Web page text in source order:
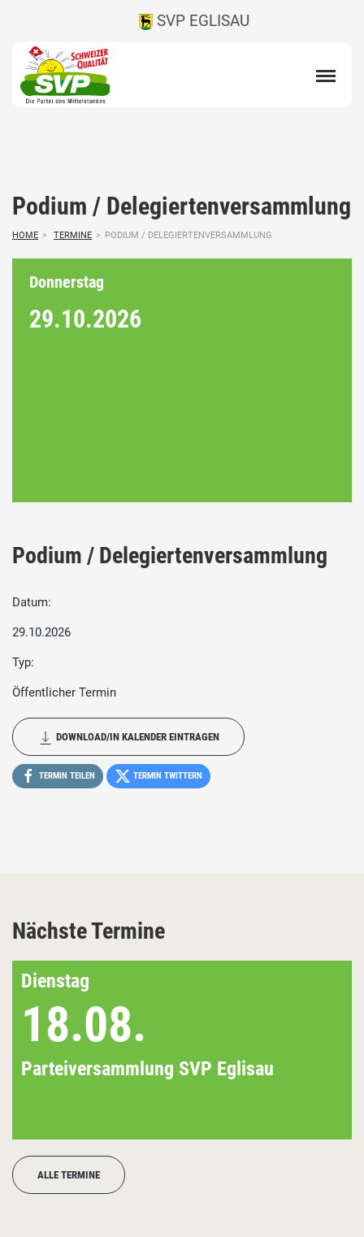
SVP EGLISAU
Podium / Delegiertenversammlung
HOME > TERMINE > PODIUM / DELEGIERTENVERSAMMLUNG
Donnerstag
29.10.2026
Podium / Delegiertenversammlung
Datum:
29.10.2026
Typ:
Öffentlicher Termin
DOWNLOAD/IN KALENDER EINTRAGEN
TERMIN TEILEN TERMIN TWITTERN
Nächste Termine
Dienstag
18.08.
Parteiversammlung SVP Eglisau
ALLE TERMINE